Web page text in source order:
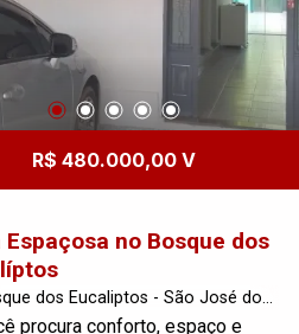
R$ 480.000,00 V
Espaçosa no Bosque dos
dos Eucaliptos - São José dos
SP
procura conforto, espaço e